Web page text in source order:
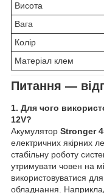
Висота
Вага
Колір
Матеріал клем
Питання —
1. Для чого
12V?
Акумулятор Stronger
електричних якірних
стабільну роботу
утримувати човен на
використовуватися
обладнання.